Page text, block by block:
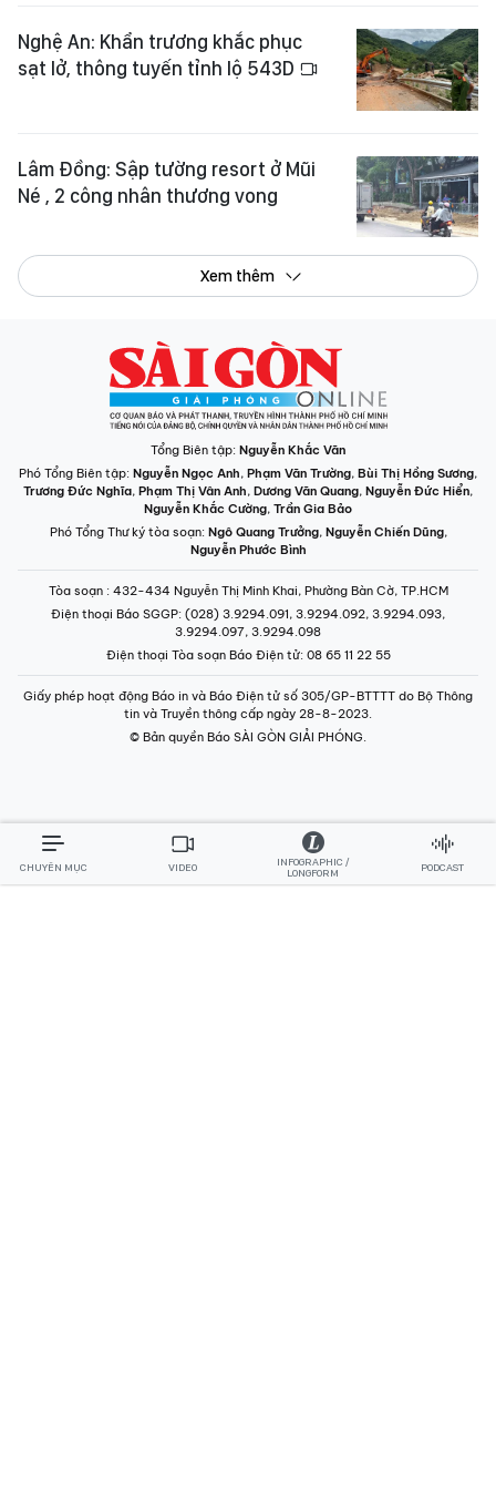
Nghệ An: Khẩn trương khắc phục
sạt lở, thông tuyến tỉnh lộ 543D
Lâm Đồng: Sập tường resort ở Mũi
Né , 2 công nhân thương vong
Xem thêm
Tổng Biên tập: Nguyễn Khắc Văn
Phó Tổng Biên tập: Nguyễn Ngọc Anh, Phạm Văn Trường, Bùi Thị Hồng Sương,
Trương Đức Nghĩa, Phạm Thị Vân Anh, Dương Văn Quang, Nguyễn Đức Hiển,
Nguyễn Khắc Cường, Trần Gia Bảo
Phó Tổng Thư ký tòa soạn: Ngô Quang Trưởng, Nguyễn Chiến Dũng,
Nguyễn Phước Bình
Tòa soạn : 432-434 Nguyễn Thị Minh Khai, Phường Bàn Cờ, TP.HCM
Điện thoại Báo SGGP: (028) 3.9294.091, 3.9294.092, 3.9294.093,
3.9294.097, 3.9294.098
Điện thoại Tòa soạn Báo Điện tử: 08 65 11 22 55
Giấy phép hoạt động Báo in và Báo Điện tử số 305/GP-BTTTT do Bộ Thông
tin và Truyền thông cấp ngày 28-8-2023.
© Bản quyền Báo SÀI GÒN GIẢI PHÓNG.
CHUYÊN MỤC VIDEO
INFOGRAPHIC /
LONGFORM
PODCAST